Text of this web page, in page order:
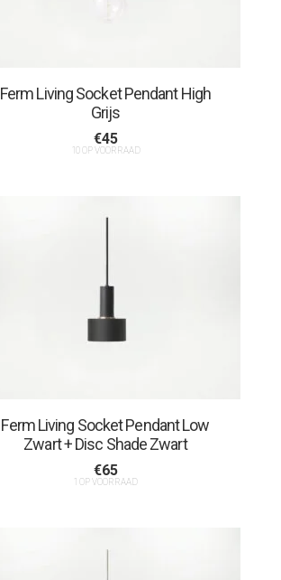
Ferm Living Socket Pendant High
Grijs
€45
10 OP VOORRAAD
Ferm Living Socket Pendant Low
Zwart + Disc Shade Zwart
€65
1 OP VOORRAAD